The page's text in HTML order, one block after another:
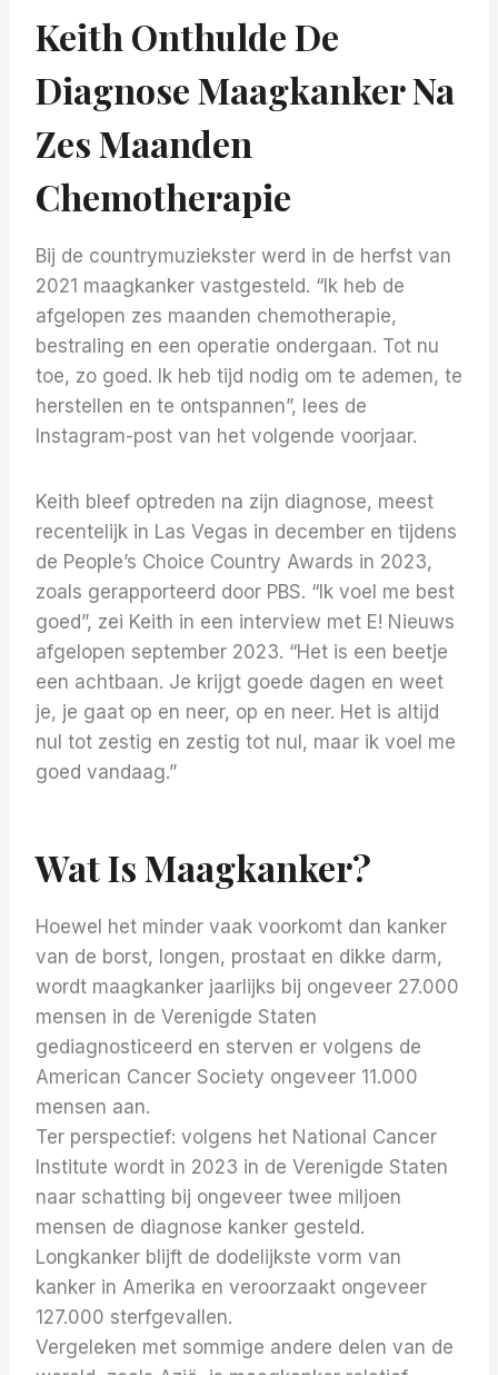
Keith Onthulde De
Diagnose Maagkanker Na
Zes Maanden
Chemotherapie
Bij de countrymuziekster werd in de herfst van
2021 maagkanker vastgesteld. “Ik heb de
afgelopen zes maanden chemotherapie,
bestraling en een operatie ondergaan. Tot nu
toe, zo goed. Ik heb tijd nodig om te ademen, te
herstellen en te ontspannen”, lees de
Instagram-post van het volgende voorjaar.
Keith bleef optreden na zijn diagnose, meest
recentelijk in Las Vegas in december en tijdens
de People’s Choice Country Awards in 2023,
zoals gerapporteerd door PBS. “Ik voel me best
goed”, zei Keith in een interview met E! Nieuws
afgelopen september 2023. “Het is een beetje
een achtbaan. Je krijgt goede dagen en weet
je, je gaat op en neer, op en neer. Het is altijd
nul tot zestig en zestig tot nul, maar ik voel me
goed vandaag.”
Wat Is Maagkanker?
Hoewel het minder vaak voorkomt dan kanker
van de borst, longen, prostaat en dikke darm,
wordt maagkanker jaarlijks bij ongeveer 27.000
mensen in de Verenigde Staten
gediagnosticeerd en sterven er volgens de
American Cancer Society ongeveer 11.000
mensen aan.
Ter perspectief: volgens het National Cancer
Institute wordt in 2023 in de Verenigde Staten
naar schatting bij ongeveer twee miljoen
mensen de diagnose kanker gesteld.
Longkanker blijft de dodelijkste vorm van
kanker in Amerika en veroorzaakt ongeveer
127.000 sterfgevallen.
Vergeleken met sommige andere delen van de